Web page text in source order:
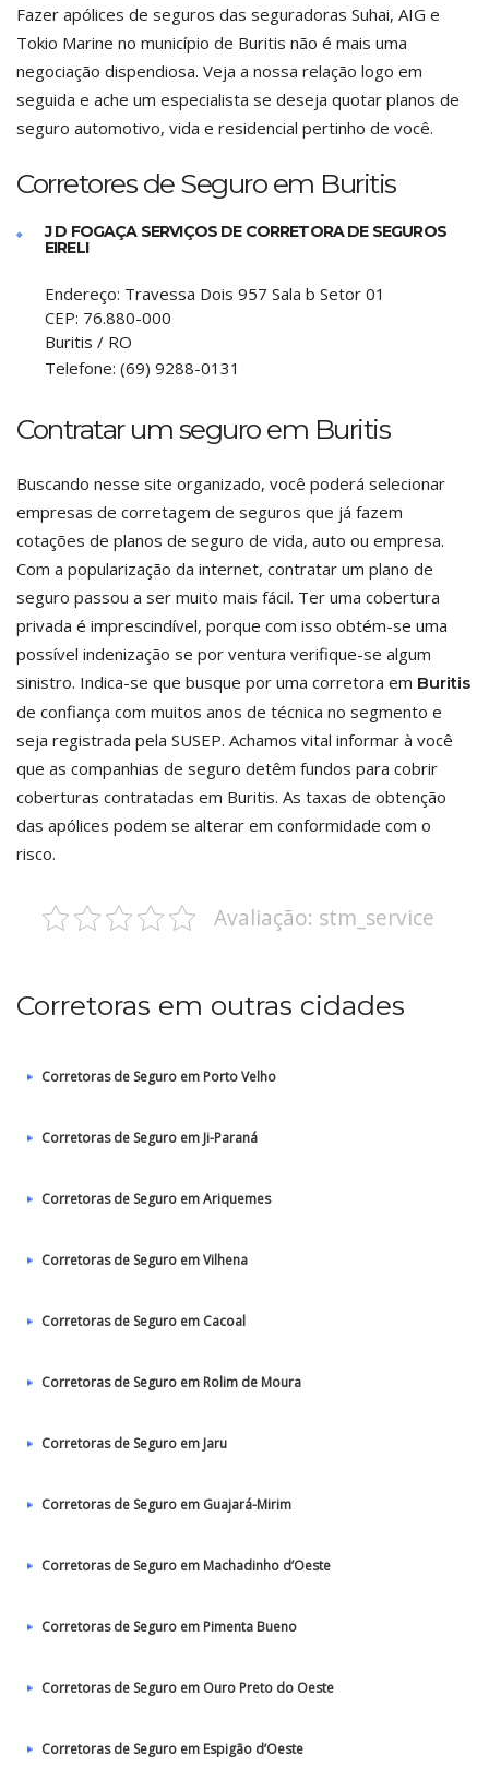
Fazer apólices de seguros das seguradoras Suhai, AIG e
Tokio Marine no município de Buritis não é mais uma
negociação dispendiosa. Veja a nossa relação logo em
seguida e ache um especialista se deseja quotar planos de
seguro automotivo, vida e residencial pertinho de você.
Corretores de Seguro em Buritis
J D FOGAÇA SERVIÇOS DE CORRETORA DE SEGUROS
EIRELI
Endereço: Travessa Dois 957 Sala b Setor 01
CEP: 76.880-000
Buritis / RO
Telefone: (69) 9288-0131
Contratar um seguro em Buritis
Buscando nesse site organizado, você poderá selecionar
empresas de corretagem de seguros que já fazem
cotações de planos de seguro de vida, auto ou empresa.
Com a popularização da internet, contratar um plano de
seguro passou a ser muito mais fácil. Ter uma cobertura
privada é imprescindível, porque com isso obtém-se uma
possível indenização se por ventura verifique-se algum
sinistro. Indica-se que busque por uma corretora em Buritis
de confiança com muitos anos de técnica no segmento e
seja registrada pela SUSEP. Achamos vital informar à você
que as companhias de seguro detêm fundos para cobrir
coberturas contratadas em Buritis. As taxas de obtenção
das apólices podem se alterar em conformidade com o
risco.
Avaliação: stm_service
Corretoras em outras cidades
Corretoras de Seguro em Porto Velho
Corretoras de Seguro em Ji-Paraná
Corretoras de Seguro em Ariquemes
Corretoras de Seguro em Vilhena
Corretoras de Seguro em Cacoal
Corretoras de Seguro em Rolim de Moura
Corretoras de Seguro em Jaru
Corretoras de Seguro em Guajará-Mirim
Corretoras de Seguro em Machadinho d’Oeste
Corretoras de Seguro em Pimenta Bueno
Corretoras de Seguro em Ouro Preto do Oeste
Corretoras de Seguro em Espigão d’Oeste